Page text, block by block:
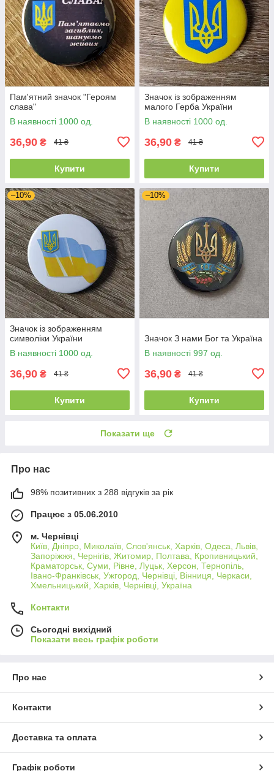
Пам'ятний значок "Героям
слава"
В наявності 1000 од.
36,90 ₴ 41 ₴
Купити
Значок із зображенням
малого Герба України
В наявності 1000 од.
36,90 ₴ 41 ₴
Купити
–10%
Значок із зображенням
символіки України
В наявності 1000 од.
36,90 ₴ 41 ₴
Купити
–10%
Значок З нами Бог та Україна
В наявності 997 од.
36,90 ₴ 41 ₴
Купити
Показати ще
Про нас
98% позитивних з 288 відгуків за рік
Працює з 05.06.2010
м. Чернівці
Київ, Дніпро, Миколаїв, Слов'янськ, Харків, Одеса, Львів,
Запоріжжя, Чернігів, Житомир, Полтава, Кропивницький,
Краматорськ, Суми, Рівне, Луцьк, Херсон, Тернопіль,
Івано-Франківськ, Ужгород, Чернівці, Вінниця, Черкаси,
Хмельницький, Харків, Чернівці, Україна
Контакти
Сьогодні вихідний
Показати весь графік роботи
Про нас
Контакти
Доставка та оплата
Графік роботи